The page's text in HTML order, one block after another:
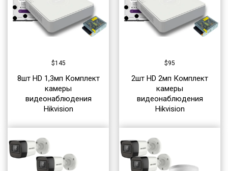
$145
8шт HD 1,3мп Комплект
камеры
видеонаблюдения
Hikvision
$95
2шт HD 2мп Комплект
камеры
видеонаблюдения
Hikvision